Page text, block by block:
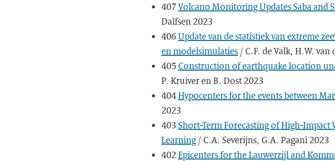
407Volcano Monitoring Updates Saba and
Dalfsen 2023
406Update van de statistiek van extreme
en modelsimulaties / C.F. de Valk, H.W. van
405Construction of earthquake location
P. Kruiver en B. Dost 2023
404Hypocenters for the events between
2023
403 Short-Term Forecasting of High-Impact
Learning/ C.A. Severijns, G.A. Pagani 2023
402Epicenters for the Lauwerzijl and